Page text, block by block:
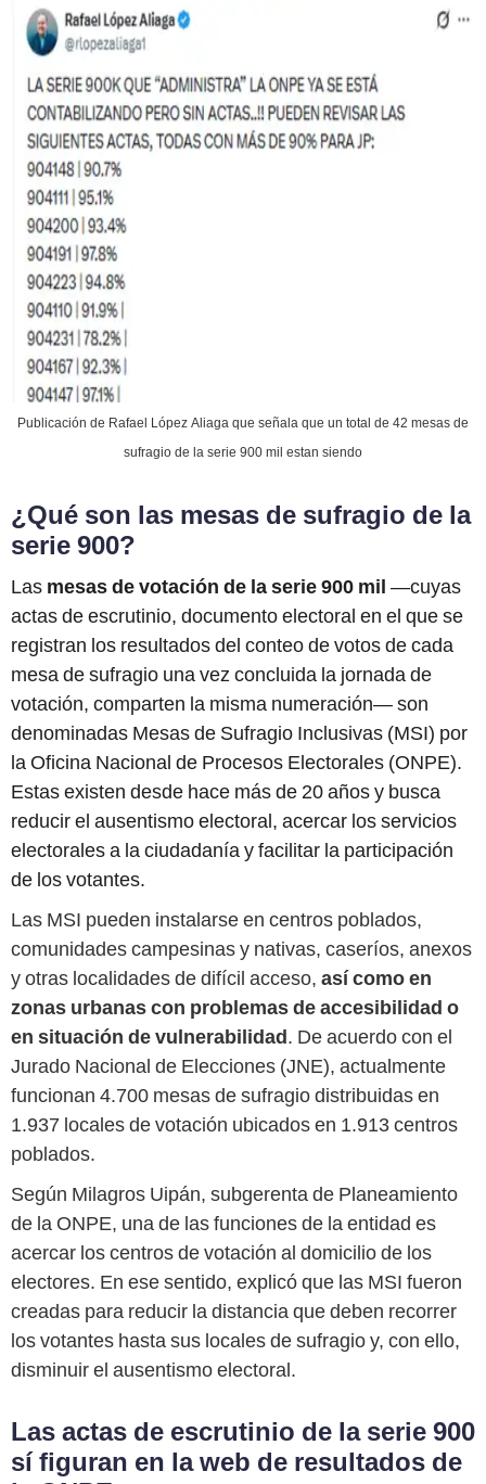
Publicación de Rafael López Aliaga que señala que un total de 42 mesas de
sufragio de la serie 900 mil estan siendo
¿Qué son las mesas de sufragio de la
serie 900?
Las mesas de votación de la serie 900 mil —cuyas
actas de escrutinio, documento electoral en el que se
registran los resultados del conteo de votos de cada
mesa de sufragio una vez concluida la jornada de
votación, comparten la misma numeración— son
denominadas Mesas de Sufragio Inclusivas (MSI) por
la Oficina Nacional de Procesos Electorales (ONPE).
Estas existen desde hace más de 20 años y busca
reducir el ausentismo electoral, acercar los servicios
electorales a la ciudadanía y facilitar la participación
de los votantes.
Las MSI pueden instalarse en centros poblados,
comunidades campesinas y nativas, caseríos, anexos
y otras localidades de difícil acceso, así como en
zonas urbanas con problemas de accesibilidad o
en situación de vulnerabilidad. De acuerdo con el
Jurado Nacional de Elecciones (JNE), actualmente
funcionan 4.700 mesas de sufragio distribuidas en
1.937 locales de votación ubicados en 1.913 centros
poblados.
Según Milagros Uipán, subgerenta de Planeamiento
de la ONPE, una de las funciones de la entidad es
acercar los centros de votación al domicilio de los
electores. En ese sentido, explicó que las MSI fueron
creadas para reducir la distancia que deben recorrer
los votantes hasta sus locales de sufragio y, con ello,
disminuir el ausentismo electoral.
Las actas de escrutinio de la serie 900
sí figuran en la web de resultados de